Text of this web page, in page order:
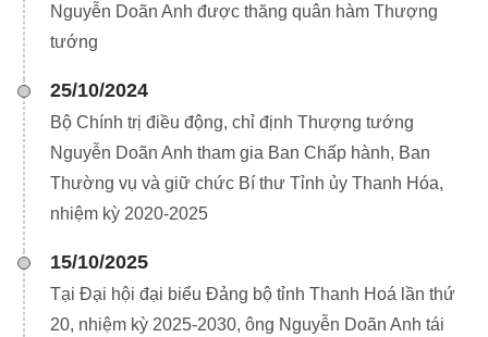
Nguyễn Doãn Anh được thăng quân hàm Thượng
tướng
25/10/2024
Bộ Chính trị điều động, chỉ định Thượng tướng
Nguyễn Doãn Anh tham gia Ban Chấp hành, Ban
Thường vụ và giữ chức Bí thư Tỉnh ủy Thanh Hóa,
nhiệm kỳ 2020-2025
15/10/2025
Tại Đại hội đại biểu Đảng bộ tỉnh Thanh Hoá lần thứ
20, nhiệm kỳ 2025-2030, ông Nguyễn Doãn Anh tái